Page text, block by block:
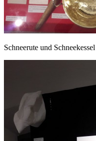
Schneerute und